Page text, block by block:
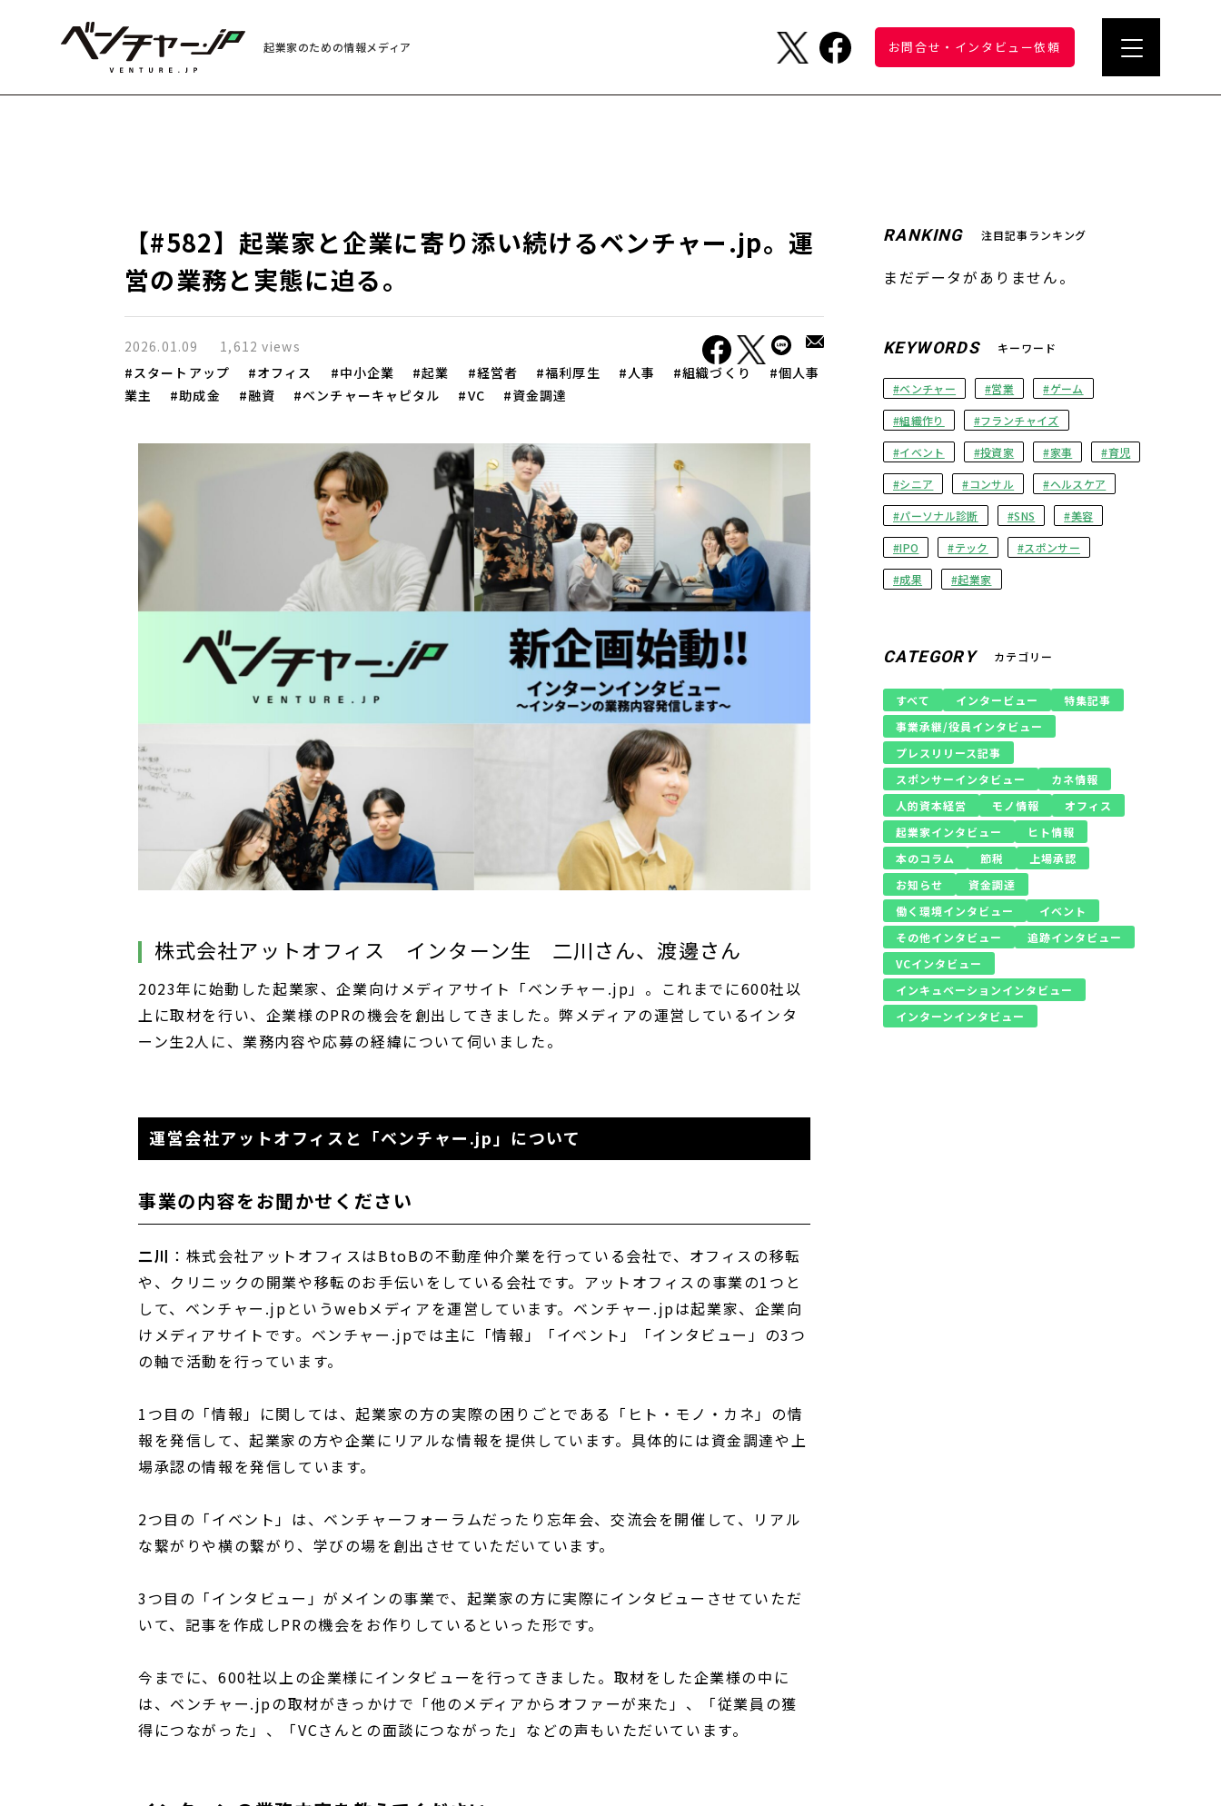
起業家のための情報メディア お問合せ ・ インタビュー依頼
【#582】起業家と企業に寄り添い続けるベンチャー.jp。運
営の業務と実態に迫る。
2026.01.09
1,612 views
スタートアップ
オフィス 中小企業 起業 経営者 福利厚生 人事 組織づくり
個人事
業主
助成金 融資 ベンチャーキャピタル VC 資金調達
株式会社アットオフィス インターン生 二川さん、渡邊さん
2023年に始動した起業家、企業向けメディアサイト「ベンチャー.jp」。これまでに600社以
上に取材を行い、企業様のPRの機会を創出してきました。弊メディアの運営しているインタ
ーン生2人に、業務内容や応募の経緯について伺いました。
運営会社アットオフィスと「ベンチャー.jp」について
事業の内容をお聞かせください
二川 ：株式会社アットオフィスはBtoBの不動産仲介業を行っている会社で、オフィスの移転
や、クリニックの開業や移転のお手伝いをしている会社です。アットオフィスの事業の1つと
して、ベンチャー.jpというwebメディアを運営しています。ベンチャー.jpは起業家、企業向
けメディアサイトです。ベンチャー.jpでは主に「情報」「イベント」「インタビュー」の3つ
の軸で活動を行っています。
1つ目の「情報」に関しては、起業家の方の実際の困りごとである「ヒト・モノ・カネ」の情
報を発信して、起業家の方や企業にリアルな情報を提供しています。具体的には資金調達や上
場承認の情報を発信しています。
2つ目の「イベント」は、ベンチャーフォーラムだったり忘年会、交流会を開催して、リアル
な繋がりや横の繋がり、学びの場を創出させていただいています。
3つ目の「インタビュー」がメインの事業で、起業家の方に実際にインタビューさせていただ
いて、記事を作成しPRの機会をお作りしているといった形です。
今までに、600社以上の企業様にインタビューを行ってきました。取材をした企業様の中に
は、ベンチャー.jpの取材がきっかけで「他のメディアからオファーが来た」、「従業員の獲
得につながった」、「VCさんとの面談につながった」などの声もいただいています。
RANKING 注目記事ランキング
まだデータがありません。
KEYWORDS キーワード
ベンチャー 営業 ゲーム
組織作り フランチャイズ
イベント 投資家 家事 育児
シニア コンサル ヘルスケア
パーソナル診断 SNS 美容
IPO テック スポンサー
成果 起業家
CATEGORY カテゴリー
すべて インタービュー
特集記事
事業承継/役員インタビュー
プレスリリース記事
スポンサーインタビュー
カネ情報
人的資本経営
モノ情報
オフィス
起業家インタビュー
ヒト情報
本のコラム
節税
上場承認
お知らせ
資金調達
働く環境インタビュー
イベント
その他インタビュー
追跡インタビュー
VCインタビュー
インキュベーションインタビュー
インターンインタビュー